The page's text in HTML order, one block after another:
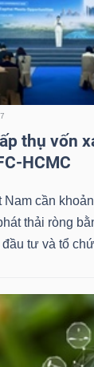
thụ vốn
HCMC
Nam cần
thải ròng
tư và tổ